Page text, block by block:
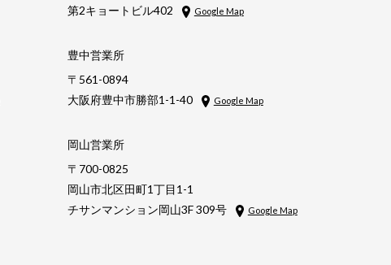
第2キョートビル402
Google Map
豊中営業所
〒561-0894
大阪府豊中市勝部1-1-40
Google Map
岡山営業所
〒700-0825
岡山市北区田町1丁目1-1
チサンマンション岡山3F 309号
Google Map